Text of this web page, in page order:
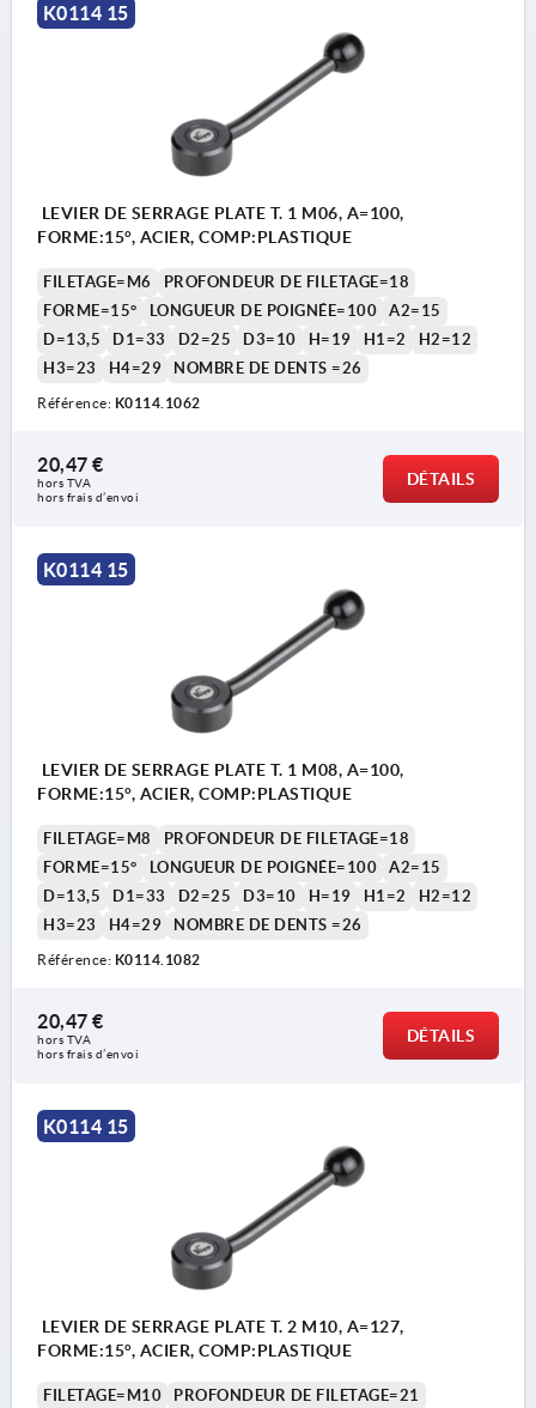
K0114 15
LEVIER DE SERRAGE PLATE T. 1 M06, A=100,
FORME:15°, ACIER, COMP:PLASTIQUE
FILETAGE=M6
PROFONDEUR DE FILETAGE=18
FORME=15°
LONGUEUR DE POIGNÉE=100
A2=15
D=13,5
D1=33 D2=25 D3=10 H=19 H1=2
H2=12
H3=23
H4=29 NOMBRE DE DENTS =26
Référence: K0114.1062
20,47 €
hors TVA
hors frais d’envoi
DÉTAILS
K0114 15
LEVIER DE SERRAGE PLATE T. 1 M08, A=100,
FORME:15°, ACIER, COMP:PLASTIQUE
FILETAGE=M8
PROFONDEUR DE FILETAGE=18
FORME=15°
LONGUEUR DE POIGNÉE=100
A2=15
D=13,5
D1=33 D2=25 D3=10 H=19 H1=2
H2=12
H3=23
H4=29 NOMBRE DE DENTS =26
Référence: K0114.1082
20,47 €
hors TVA
hors frais d’envoi
DÉTAILS
K0114 15
LEVIER DE SERRAGE PLATE T. 2 M10, A=127,
FORME:15°, ACIER, COMP:PLASTIQUE
FILETAGE=M10 PROFONDEUR DE FILETAGE=21